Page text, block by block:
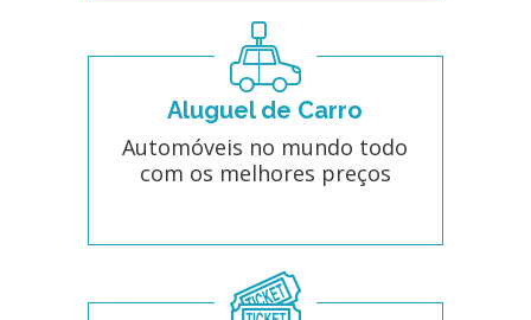
Aluguel de Carro
Automóveis no mundo todo
com os melhores preços